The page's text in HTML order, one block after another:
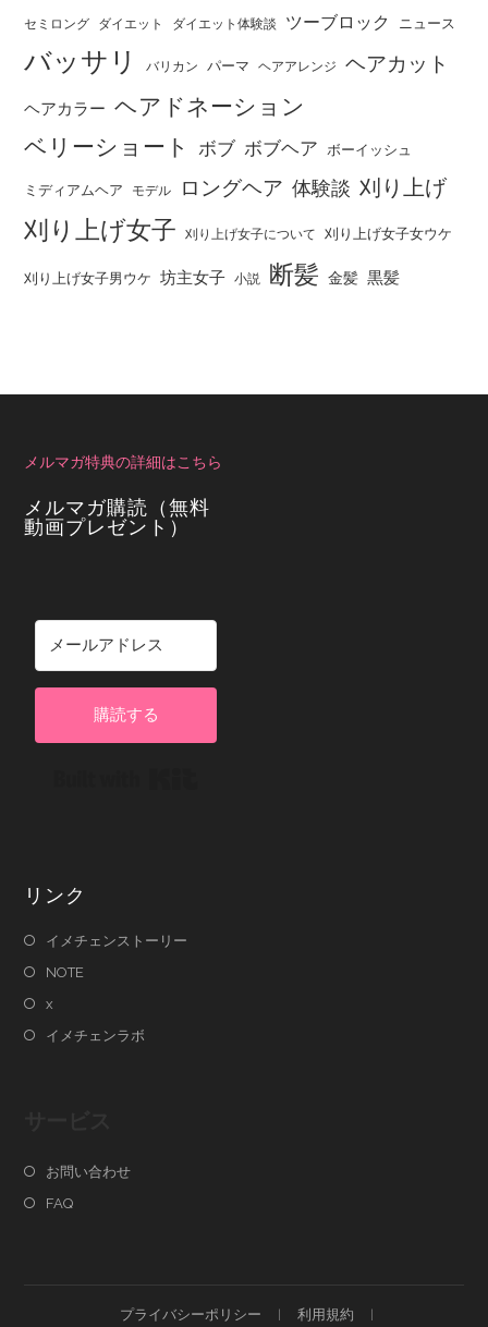
セミロング ダイエット ダイエット体験談 ツーブロック ニュース
バッサリ バリカン パーマ ヘアアレンジ ヘアカット
ヘアカラー ヘアドネーション
ベリーショート
ボブ ボブヘア ボーイッシュ
ミディアムヘア モデル ロングヘア 体験談 刈り上げ
刈り上げ女子 刈り上げ女子について 刈り上げ女子女ウケ
刈り上げ女子男ウケ 坊主女子 小説 断髪 金髪 黒髪
メルマガ特典の詳細はこちら
メルマガ購読（無料
動画プレゼント）
購読する
リンク
イメチェンストーリー
NOTE
x
イメチェンラボ
お問い合わせ
FAQ
プライバシーポリシー 利用規約